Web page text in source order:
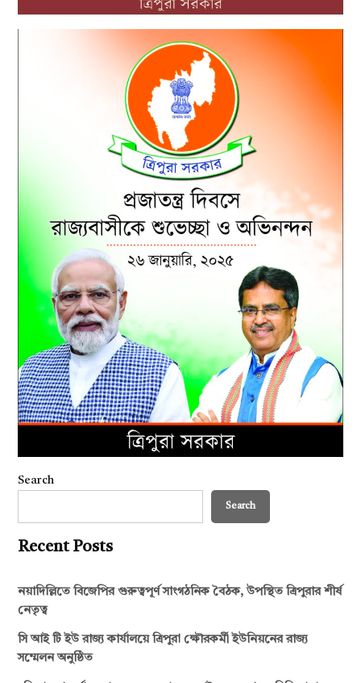
Search
Search
Recent Posts
নয়াদিল্লিতে বিজেপির গুরুত্বপূর্ণ সাংগঠনিক বৈঠক, উপস্থিত ত্রিপুরার শীর্ষ
নেতৃত্ব
সি আই টি ইউ রাজ্য কার্যালয়ে ত্রিপুরা ক্ষৌরকর্মী ইউনিয়নের রাজ্য
সম্মেলন অনুষ্ঠিত